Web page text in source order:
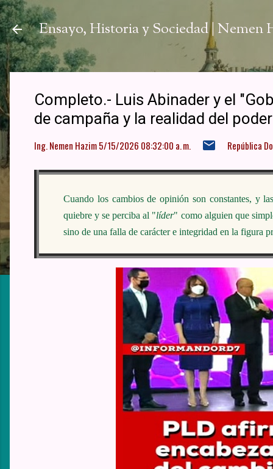
Ensayo, Historia y Sociedad | Nemen
Completo.- Luis Abinader y el
de campaña y la realidad del poder
Ing. Nemen Hazim5/15/2026 08:32:00 a. m. República
Cuando los cambios de opinión son constantes, y
quiebre y se perciba al "líder" como alguien que
sino de una falla de carácter e integridad en la figura